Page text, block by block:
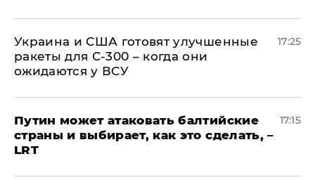
Украина и США готовят улучшенные
ракеты для С-300 – когда они
ожидаются у ВСУ
17:25
Путин может атаковать балтийские
страны и выбирает, как это сделать, –
LRT
17:15